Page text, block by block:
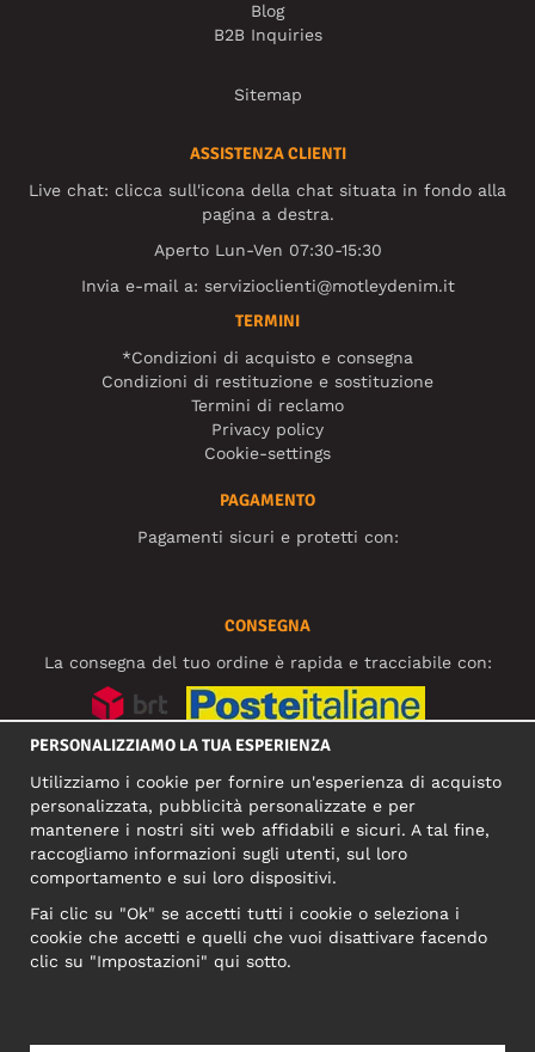
Blog
B2B Inquiries
Sitemap
ASSISTENZA CLIENTI
Live chat: clicca sull'icona della chat situata in fondo alla
pagina a destra.
Aperto Lun-Ven 07:30-15:30
Invia e-mail a: servizioclienti@motleydenim.it
TERMINI
*Condizioni di acquisto e consegna
Condizioni di restituzione e sostituzione
Termini di reclamo
Privacy policy
Cookie-settings
PAGAMENTO
Pagamenti sicuri e protetti con:
CONSEGNA
La consegna del tuo ordine è rapida e tracciabile con:
INDIRIZZO COMMERCIALE
Narva mnt 5, EE-10117 Tallinn
Reg: 12356245
PERSONALIZZIAMO LA TUA ESPERIENZA
Utilizziamo i cookie per fornire un'esperienza di acquisto
personalizzata, pubblicità personalizzate e per
mantenere i nostri siti web affidabili e sicuri. A tal fine,
raccogliamo informazioni sugli utenti, sul loro
comportamento e sui loro dispositivi.
Fai clic su "Ok" se accetti tutti i cookie o seleziona i
cookie che accetti e quelli che vuoi disattivare facendo
clic su "Impostazioni" qui sotto.